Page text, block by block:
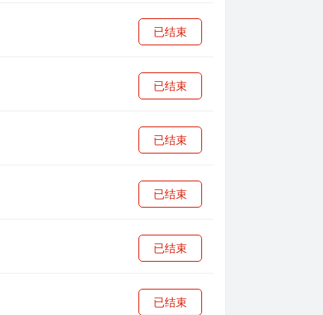
已结束
已结束
已结束
已结束
已结束
已结束